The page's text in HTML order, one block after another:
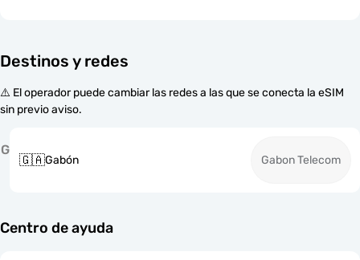
Destinos y redes
⚠️ El operador puede cambiar las redes a las que se conecta la eSIM
sin previo aviso.
G
🇬🇦Gabón Gabon Telecom
Centro de ayuda